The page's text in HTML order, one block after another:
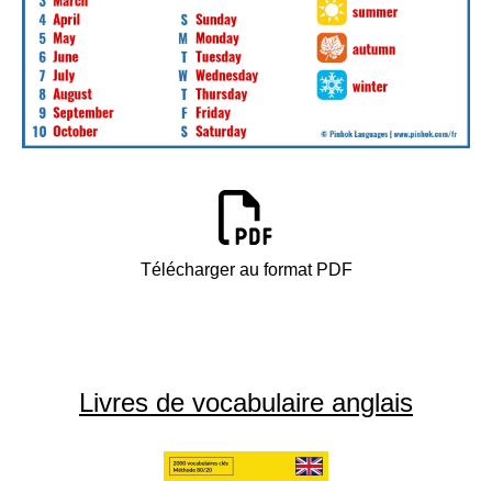
Télécharger au format PDF
Livres de vocabulaire anglais